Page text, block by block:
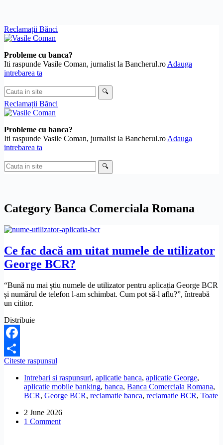
Skip
to
Reclamații Bănci
Probleme cu banca?
Iti raspunde Vasile Coman, jurnalist la Bancherul.ro Adauga
intrebarea ta
Cauta
in
site
🔍
Reclamații Bănci
Probleme cu banca?
Iti raspunde Vasile Coman, jurnalist la Bancherul.ro Adauga
intrebarea ta
Cauta
in
🔍
Category Banca Comerciala Romana
Ce fac dacă am uitat numele de utilizator
George BCR?
“Bună nu mai știu numele de utilizator pentru aplicația George BCR
și numărul de telefon l-am schimbat. Cum pot să-l aflu?”, întreabă
un cititor.
Distribuie
Facebook
Share
Citeste raspunsul
dacă
am
uitat
de
utilizator
Intrebari si raspunsuri, aplicatie banca, aplicatie George,
aplicatie mobile banking, banca, Banca Comerciala Romana,
BCR, George BCR, reclamatie banca, reclamatie BCR, Toate
2 June 2026
1 Comment